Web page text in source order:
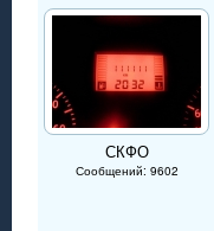
СКФО
Сообщений: 9602